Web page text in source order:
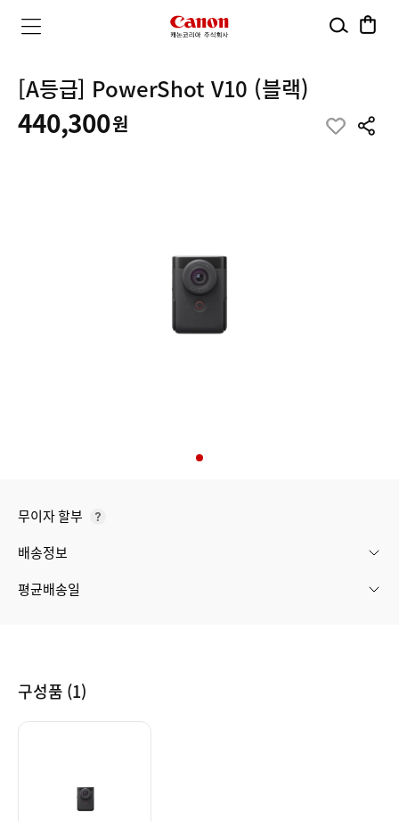
캐
논
식
회
메
기
검
[A등급] PowerShot V10 (블랙)
공
440,300원
무이자 할부
무
배송정보
평균배송일
구성품 (1)